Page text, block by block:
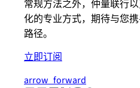
常规方法之外，仲量联行
化的专业方式，期待与您
路径。
立即订阅
arrow_forward